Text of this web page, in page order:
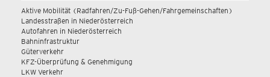
Aktive Mobilität (Radfahren/Zu-Fuß-Gehen/Fahrgemeinschaften)
Landesstraßen in Niederösterreich
Autofahren in Niederösterreich
Bahninfrastruktur
Güterverkehr
KFZ-Überprüfung & Genehmigung
LKW Verkehr